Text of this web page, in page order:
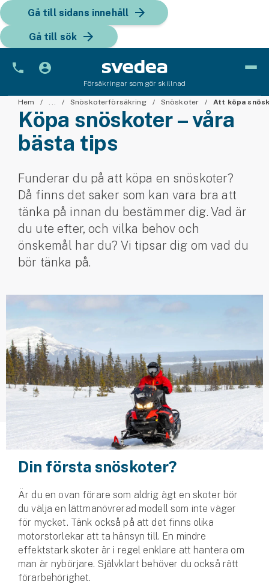
Gå till sidans innehåll
Gå till sök
Försäkringar som gör skillnad
Bil
Bilförsäkring
Fordon
Snöskoterförsäkring
ATV-försäkring
Släpvagnsförsäkring
Husvagnsförsäkring
Motorcykel
Mc-försäkring
Märkesförsäkringar
Båt
Båtförsäkring
Märkesförsäkringar
Vattenskoterförsäkring
Sportfiskarna
Djur
Hundförsäkring
Jakthundsförsäkring
Hem ... Snöskoterförsäkring Snöskoter Att köpa
Köpa snöskoter – våra
bästa tips
Funderar du på att köpa en snöskoter?
Då finns det saker som kan vara bra att
tänka på innan du bestämmer dig. Vad är
du ute efter, och vilka behov och
önskemål har du? Vi tipsar dig om vad du
bör tänka på.
Din första snöskoter?
Är du en ovan förare som aldrig ägt en skoter bör
du välja en lättmanövrerad modell som inte väger
för mycket. Tänk också på att det finns olika
motorstorlekar att ta hänsyn till. En mindre
effektstark skoter är i regel enklare att hantera om
man är nybörjare. Självklart behöver du också rätt
förarbehörighet.